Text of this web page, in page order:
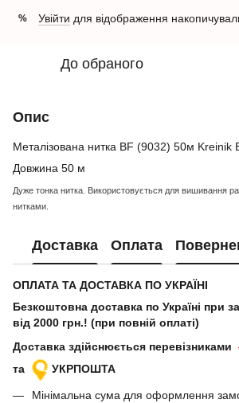
% Увійти для відображення
До обраного
Опис
Металізована нитка BF (9032) 50м Kreinik
Довжина 50 м
Дуже тонка нитка. Використовується для вишивання
нитками.
Доставка Оплата
ОПЛАТА ТА ДОСТАВКА ПО УКРАЇНІ
Безкоштовна доставка по Україні при
від 2000 грн.! (при повній оплаті)
Доставка здійснюється перевізниками
та
УКРПОШТА
Мінімальна сума для оформлення